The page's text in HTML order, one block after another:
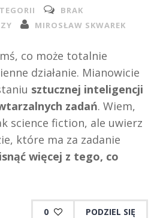
BRAK
MIROSŁAW SKWAREK
co może totalnie
działanie. Mianowicie
sztucznej inteligencji
zadań. Wiem,
science fiction, ale uwierz
które ma za zadanie
więcej z tego, co
0 PODZIEL SIĘ